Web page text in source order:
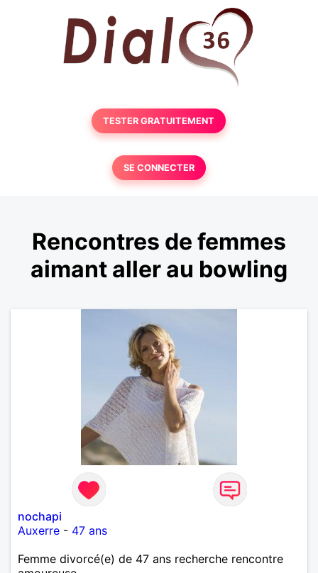
TESTER GRATUITEMENT
SE CONNECTER
Rencontres de femmes
aimant aller au bowling
nochapi
Auxerre - 47 ans
Femme divorcé(e) de 47 ans recherche rencontre